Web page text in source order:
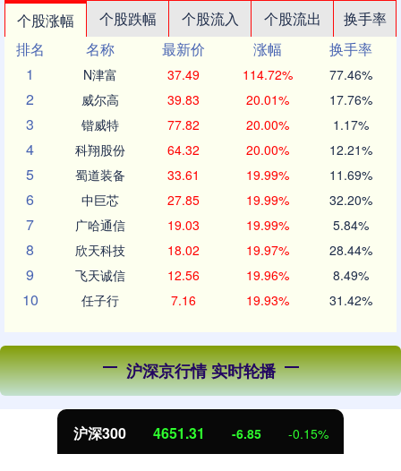
个股涨幅 个股跌幅 个股流入 个股流出
换手率
排名
名称 最新价 涨幅
换手率
1
N津富 37.49 114.72% 77.46%
2 威尔高 39.83 20.01% 17.76%
3 锴威特 77.82 20.00% 1.17%
4 科翔股份 64.32 20.00% 12.21%
5 蜀道装备 33.61 19.99% 11.69%
6 中巨芯 27.85 19.99% 32.20%
7 广哈通信 19.03 19.99% 5.84%
8 欣天科技 18.02 19.97% 28.44%
9 飞天诚信 12.56 19.96% 8.49%
10 任子行 7.16 19.93% 31.42%
沪深京行情 实时轮播
北证50 1122.88 3.42 0.30%